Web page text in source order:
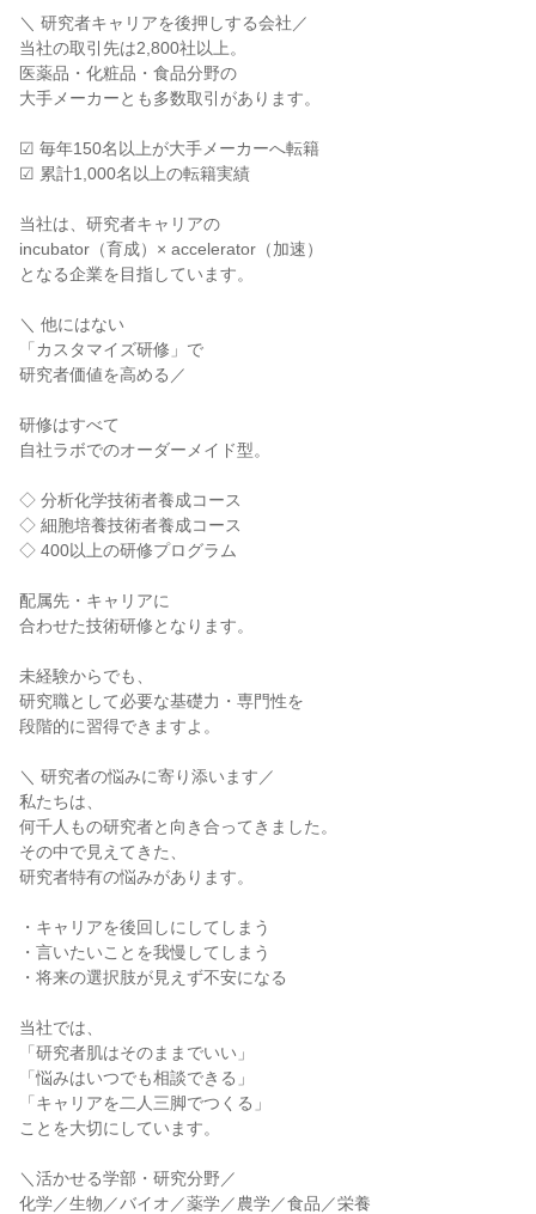
＼ 研究者キャリアを後押しする会社／
当社の取引先は2,800社以上。
医薬品・化粧品・食品分野の
大手メーカーとも多数取引があります。
☑ 毎年150名以上が大手メーカーへ転籍
☑ 累計1,000名以上の転籍実績
当社は、研究者キャリアの
incubator（育成）× accelerator（加速）
となる企業を目指しています。
＼ 他にはない
「カスタマイズ研修」で
研究者価値を高める／
研修はすべて
自社ラボでのオーダーメイド型。
◇ 分析化学技術者養成コース
◇ 細胞培養技術者養成コース
◇ 400以上の研修プログラム
配属先・キャリアに
合わせた技術研修となります。
未経験からでも、
研究職として必要な基礎力・専門性を
段階的に習得できますよ。
＼ 研究者の悩みに寄り添います／
私たちは、
何千人もの研究者と向き合ってきました。
その中で見えてきた、
研究者特有の悩みがあります。
・キャリアを後回しにしてしまう
・言いたいことを我慢してしまう
・将来の選択肢が見えず不安になる
当社では、
「研究者肌はそのままでいい」
「悩みはいつでも相談できる」
「キャリアを二人三脚でつくる」
ことを大切にしています。
＼活かせる学部・研究分野／
化学／生物／バイオ／薬学／農学／食品／栄養